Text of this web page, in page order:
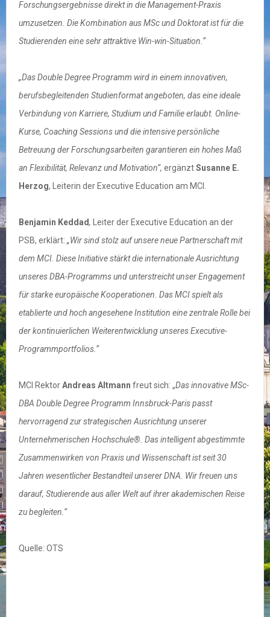
Forschungsergebnisse direkt in die Management-Praxis
umzusetzen. Die Kombination aus MSc und Doktorat ist für die
Studierenden eine sehr attraktive Win-win-Situation.“
„Das Double Degree Programm wird in einem innovativen,
berufsbegleitenden Studienformat angeboten, das eine ideale
Verbindung von Karriere, Studium und Familie erlaubt. Online-
Kurse, Coaching Sessions und die intensive persönliche
Betreuung der Forschungsarbeiten garantieren ein hohes Maß
an Flexibilität, Relevanz und Motivation“, ergänztSusanne E.
Herzog, Leiterin der Executive Education am MCI.
Benjamin Keddad, Leiter der Executive Education an der
PSB, erklärt: „Wir sind stolz auf unsere neue Partnerschaft mit
dem MCI. Diese Initiative stärkt die internationale Ausrichtung
unseres DBA-Programms und unterstreicht unser Engagement
für starke europäische Kooperationen. Das MCI spielt als
etablierte und hoch angesehene Institution eine zentrale Rolle bei
der kontinuierlichen Weiterentwicklung unseres Executive-
Programmportfolios.“
MCI RektorAndreas Altmann freut sich: „Das innovative MSc-
DBA Double Degree Programm Innsbruck-Paris passt
hervorragend zur strategischen Ausrichtung unserer
Unternehmerischen Hochschule®. Das intelligent abgestimmte
Zusammenwirken von Praxis und Wissenschaft ist seit 30
Jahren wesentlicher Bestandteil unserer DNA. Wir freuen uns
darauf, Studierende aus aller Welt auf ihrer akademischen Reise
zu begleiten.“
Quelle: OTS